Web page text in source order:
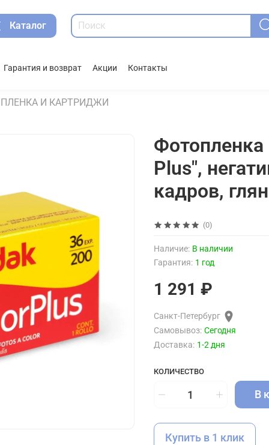
Каталог
Гарантия и возврат Акции Контакты
ПЛЕНКА И КАРТРИДЖИ
(0)
Наличие: В наличии
Гарантия: 1 год
Фотопленка
Plus",
кадров,
1 291 ₽
Санкт-Петербург
Самовывоз: Сегодня
Доставка: 1-2 дня
КОЛИЧЕСТВО
В
Купить в 1 клик